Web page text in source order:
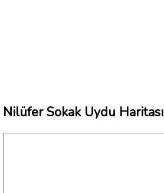
Nilüfer Sokak Uydu Haritası